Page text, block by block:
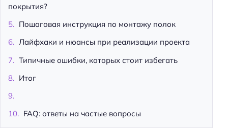
покрытия?
Пошаговая инструкция по монтажу полок
Лайфхаки и нюансы при реализации проекта
Типичные ошибки, которых стоит избегать
Итог
FAQ: ответы на частые вопросы